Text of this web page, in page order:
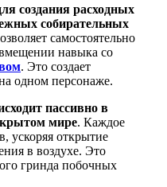
создания расходных
собирательных
самостоятельно
навыка со
. Это создает
одном персонаже.
пассивно в
мире. Каждое
ускоряя открытие
в воздухе. Это
гринда побочных